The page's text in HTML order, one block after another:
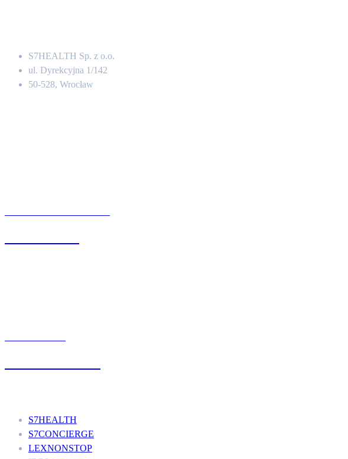
S7HEALTH Sp. z o.o.
ul. Dyrekcyjna 1/142
50-528, Wrocław
S7HEALTH
S7CONCIERGE
LEXNONSTOP